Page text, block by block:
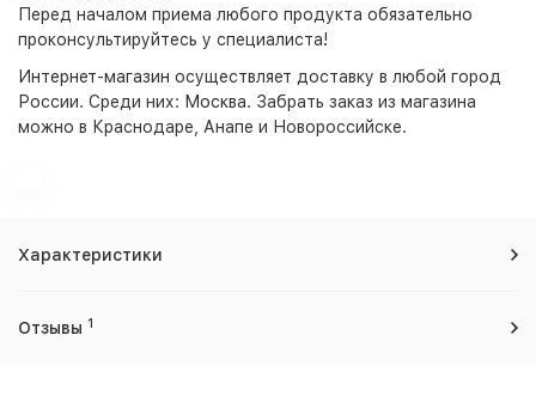
Перед началом приема любого продукта обязательно
проконсультируйтесь у специалиста!
Интернет-магазин осуществляет доставку в любой город
России. Среди них: Москва. Забрать заказ из магазина
можно в Краснодаре, Анапе и Новороссийске.
Характеристики
Отзывы 1